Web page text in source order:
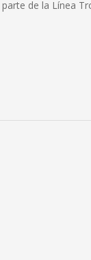
de la Línea